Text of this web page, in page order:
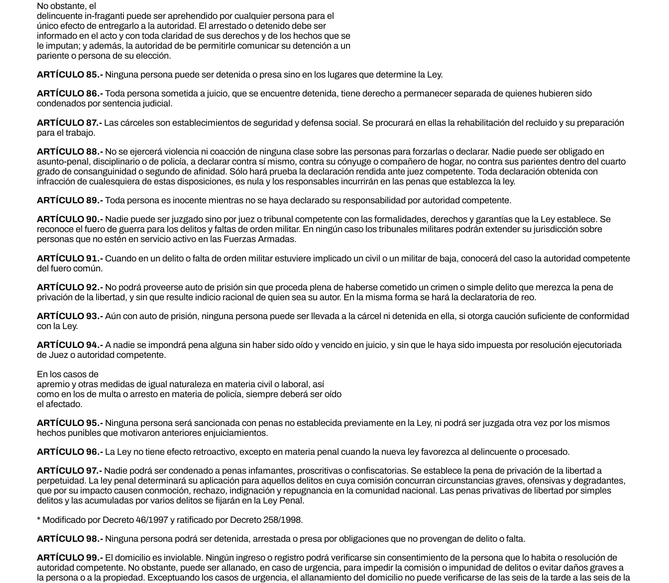
No obstante, el
delincuente in-fraganti puede ser aprehendido por cualquier persona para el
único efecto de entregarlo a la autoridad. El arrestado o detenido debe ser
informado en el acto y con toda claridad de sus derechos y de los hechos que se
le imputan; y además, la autoridad de be permitirle comunicar su detención a un
pariente o persona de su elección.
ARTÍCULO 85.- Ninguna persona puede ser detenida o presa sino en los lugares que determine la Ley.
ARTÍCULO 86.-Toda persona sometida a juicio, que se encuentre detenida, tiene derecho a permanecer separada de quienes hubieren sido
condenados por sentencia judicial.
ARTÍCULO 87.- Las cárceles son establecimientos de seguridad y defensa social. Se procurará en ellas la rehabilitación del recluido y su preparación
para el trabajo.
ARTÍCULO 88.- No se ejercerá violencia ni coacción de ninguna clase sobre las personas para forzarlas o declarar. Nadie puede ser obligado en
asunto-penal, disciplinario o de policía, a declarar contra sí mismo, contra su cónyuge o compañero de hogar, no contra sus parientes dentro del cuarto
grado de consanguinidad o segundo de afinidad. Sólo hará prueba la declaración rendida ante juez competente. Toda declaración obtenida con
infracción de cualesquiera de estas disposiciones, es nula y los responsables incurrirán en las penas que establezca la ley.
ARTÍCULO 89.-Toda persona es inocente mientras no se haya declarado su responsabilidad por autoridad competente.
ARTÍCULO 90.- Nadie puede ser juzgado sino por juez o tribunal competente con las formalidades, derechos y garantías que la Ley establece. Se
reconoce el fuero de guerra para los delitos y faltas de orden militar. En ningún caso los tribunales militares podrán extender su jurisdicción sobre
personas que no estén en servicio activo en las Fuerzas Armadas.
ARTÍCULO 91.- Cuando en un delito o falta de orden militar estuviere implicado un civil o un militar de baja, conocerá del caso la autoridad competente
del fuero común.
ARTÍCULO 92.- No podrá proveerse auto de prisión sin que proceda plena de haberse cometido un crimen o simple delito que merezca la pena de
privación de la libertad, y sin que resulte indicio racional de quien sea su autor. En la misma forma se hará la declaratoria de reo.
ARTÍCULO 93.- Aún con auto de prisión, ninguna persona puede ser llevada a la cárcel ni detenida en ella, si otorga caución suficiente de conformidad
con la Ley.
ARTÍCULO 94.- A nadie se impondrá pena alguna sin haber sido oído y vencido en juicio, y sin que le haya sido impuesta por resolución ejecutoriada
de Juez o autoridad competente.
En los casos de
apremio y otras medidas de igual naturaleza en materia civil o laboral, así
como en los de multa o arresto en materia de policía, siempre deberá ser oído
el afectado.
ARTÍCULO 95.- Ninguna persona será sancionada con penas no establecida previamente en la Ley, ni podrá ser juzgada otra vez por los mismos
hechos punibles que motivaron anteriores enjuiciamientos.
ARTÍCULO 96.- La Ley no tiene efecto retroactivo, excepto en materia penal cuando la nueva ley favorezca al delincuente o procesado.
ARTÍCULO 97.- Nadie podrá ser condenado a penas infamantes, proscritivas o confiscatorias. Se establece la pena de privación de la libertad a
perpetuidad. La ley penal determinará su aplicación para aquellos delitos en cuya comisión concurran circunstancias graves, ofensivas y degradantes,
que por su impacto causen conmoción, rechazo, indignación y repugnancia en la comunidad nacional. Las penas privativas de libertad por simples
delitos y las acumuladas por varios delitos se fijarán en la Ley Penal.
* Modificado por Decreto 46/1997 y ratificado por Decreto 258/1998.
ARTÍCULO 98.- Ninguna persona podrá ser detenida, arrestada o presa por obligaciones que no provengan de delito o falta.
ARTÍCULO 99.- El domicilio es inviolable. Ningún ingreso o registro podrá verificarse sin consentimiento de la persona que lo habita o resolución de
autoridad competente. No obstante, puede ser allanado, en caso de urgencia, para impedir la comisión o impunidad de delitos o evitar daños graves a
la persona o a la propiedad. Exceptuando los casos de urgencia, el allanamiento del domicilio no puede verificarse de las seis de la tarde a las seis de la